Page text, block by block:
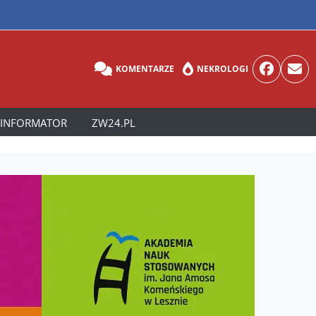
KOMENTARZE NEKROLOGI
INFORMATOR ZW24.PL